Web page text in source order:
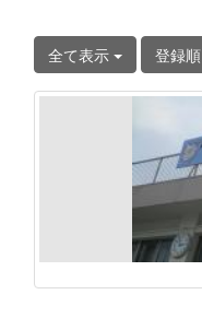
全て表示 登録順